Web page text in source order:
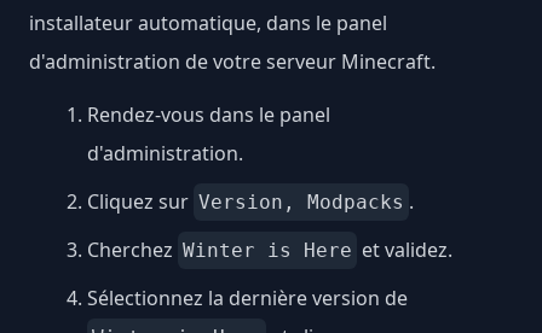
installateur automatique, dans le panel
d'administration de votre serveur Minecraft.
Rendez-vous dans le panel
d'administration.
Cliquez sur Version, Modpacks .
Cherchez Winter is Here et validez.
Sélectionnez la dernière version de